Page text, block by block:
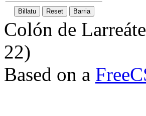
Colón de
22)
Based on a